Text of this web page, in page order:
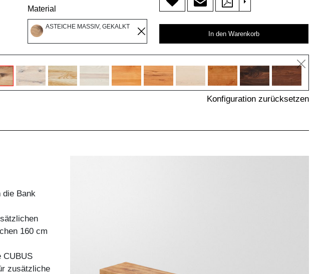
Material
ASTEICHE MASSIV, GEKALKT
In den Warenkorb
Konfiguration zurücksetzen
Bank
160 cm
CUBUS
zusätzliche